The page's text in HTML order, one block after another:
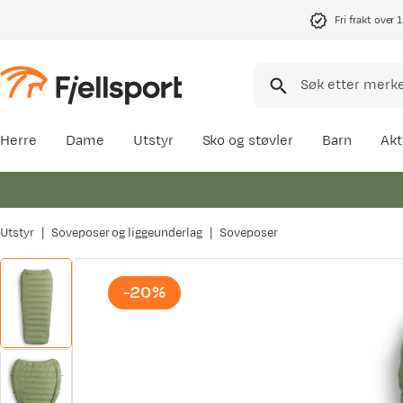
Fri frakt over
Herre Dame Utstyr Sko og støvler Barn
Utstyr Soveposer og liggeunderlag Soveposer
-20%